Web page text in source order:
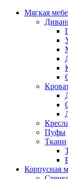
Мягкая
Кресла
Пуфы
Ткани
Корпусная